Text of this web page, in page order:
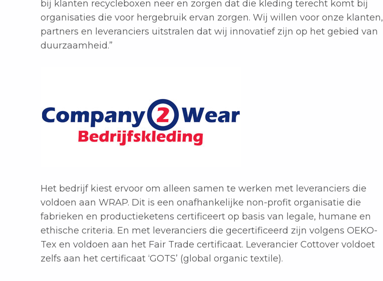
bij klanten recycleboxen neer en zorgen dat die kleding terecht komt bij
organisaties die voor hergebruik ervan zorgen. Wij willen voor onze klanten,
partners en leveranciers uitstralen dat wij innovatief zijn op het gebied van
duurzaamheid.”
Het bedrijf kiest ervoor om alleen samen te werken met leveranciers die
voldoen aan WRAP. Dit is een onafhankelijke non-profit organisatie die
fabrieken en productieketens certificeert op basis van legale, humane en
ethische criteria. En met leveranciers die gecertificeerd zijn volgens OEKO-
Tex en voldoen aan het Fair Trade certificaat. Leverancier Cottover voldoet
zelfs aan het certificaat ‘GOTS’ (global organic textile).